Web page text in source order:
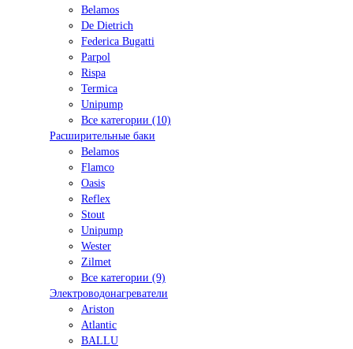
Belamos
De Dietrich
Federica Bugatti
Parpol
Rispa
Termica
Unipump
Все категории (10)
Расширительные баки
Belamos
Flamco
Oasis
Reflex
Stout
Unipump
Wester
Zilmet
Все категории (9)
Электроводонагреватели
Ariston
Atlantic
BALLU